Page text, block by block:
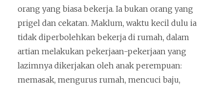
orang yang biasa bekerja. Ia bukan orang yang
prigel dan cekatan. Maklum, waktu kecil dulu ia
tidak diperbolehkan bekerja di rumah, dalam
artian melakukan pekerjaan-pekerjaan yang
lazimnya dikerjakan oleh anak perempuan:
memasak, mengurus rumah, mencuci baju,